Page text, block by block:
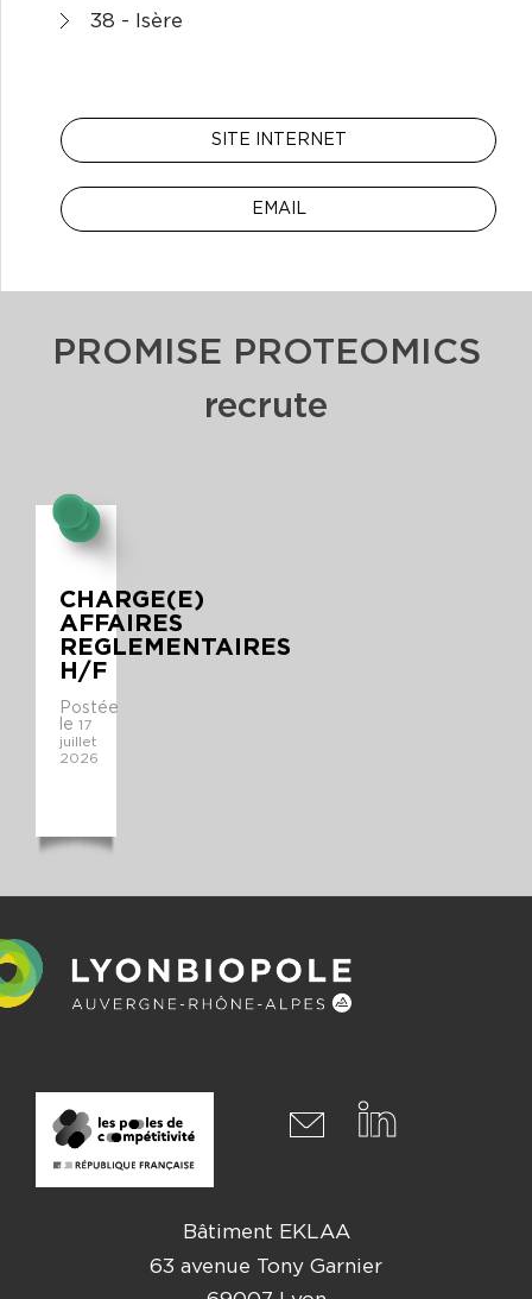
38 - Isère
SITE INTERNET
EMAIL
PROMISE PROTEOMICS
recrute
CHARGE(E)
AFFAIRES
REGLEMENTAIRES
H/F
Postée
le17
juillet
2026
Bâtiment EKLAA
63 avenue Tony Garnier